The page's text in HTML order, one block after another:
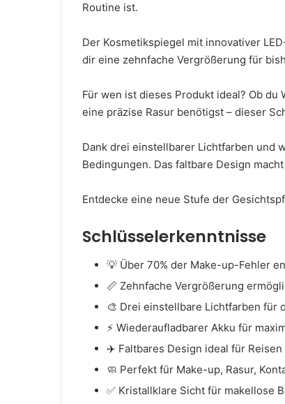
Routine ist.
Der Kosmetikspiegel mit innovativer
dir eine zehnfache Vergrößerung für
Für wen ist dieses Produkt ideal? Ob
eine präzise Rasur benötigst – dieser
Dank drei einstellbarer Lichtfarben und
Bedingungen. Das faltbare Design
Entdecke eine neue Stufe der
Schlüsselerkenntnisse
💡 Über 70% der Make-up-Fehler
📏 Zehnfache Vergrößerung
🎨 Drei einstellbare Lichtfarben für
⚡ Wiederaufladbarer Akku für
✈️ Faltbares Design ideal für
🧼 Perfekt für Make-up, Rasur,
✅ Kristallklare Sicht für makellose